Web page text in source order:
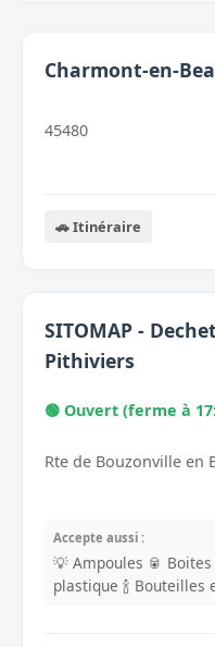
Charmont-en-
45480
🚗 Itinéraire
SITOMAP -
Pithiviers
🟢 Ouvert (ferme à
Rte de Bouzonville en
Accepte aussi :
💡 Ampoules 🥫
plastique 🍾 Bouteilles